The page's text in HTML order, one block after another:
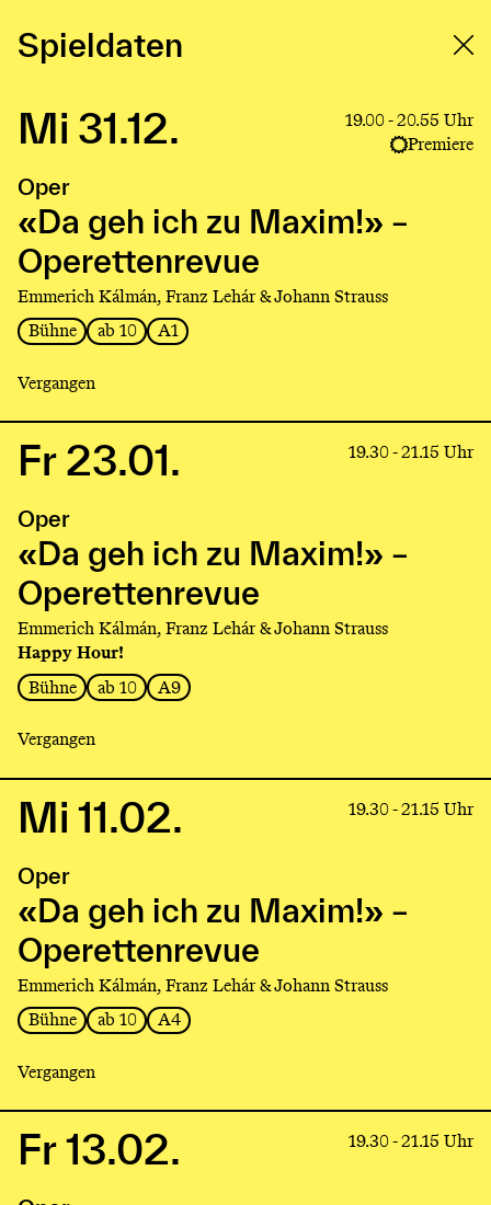
Spieldaten
Link
«Da
geh
Maxim!»
Operettenrevue
Mi 31.12.
19.00 - 20.55 Uhr
Premiere
Oper
«Da geh ich zu Maxim!» –
Operettenrevue
Emmerich Kálmán, Franz Lehár & Johann Strauss
Bühne
ab 10 A1
Vergangen
Link
«Da
geh
Maxim!»
Operettenrevue
Fr 23.01. 19.30 - 21.15 Uhr
Oper
«Da geh ich zu Maxim!» –
Operettenrevue
Emmerich Kálmán, Franz Lehár & Johann Strauss
Happy Hour!
Bühne
ab 10 A9
Vergangen
Link
«Da
geh
Maxim!»
Operettenrevue
Mi 11.02. 19.30 - 21.15 Uhr
Oper
«Da geh ich zu Maxim!» –
Operettenrevue
Emmerich Kálmán, Franz Lehár & Johann Strauss
Bühne
ab 10 A4
Vergangen
LinkFr 13.02. 19.30 - 21.15 Uhr